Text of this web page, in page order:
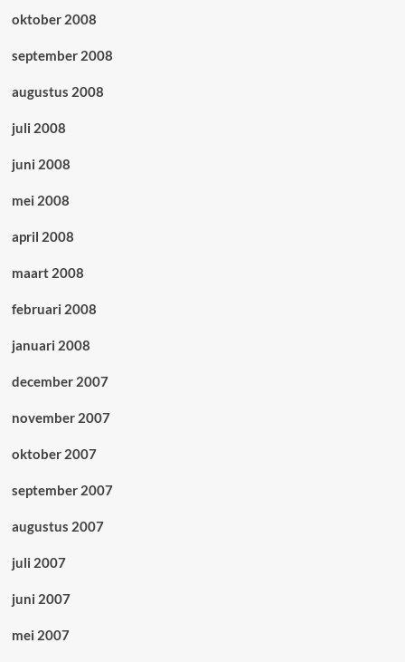
oktober 2008
september 2008
augustus 2008
juli 2008
juni 2008
mei 2008
april 2008
maart 2008
februari 2008
januari 2008
december 2007
november 2007
oktober 2007
september 2007
augustus 2007
juli 2007
juni 2007
mei 2007